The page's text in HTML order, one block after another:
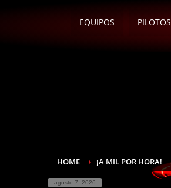
EQUIPOS PILOTOS
HOME ¡A MIL POR HORA!
agosto 7, 2026